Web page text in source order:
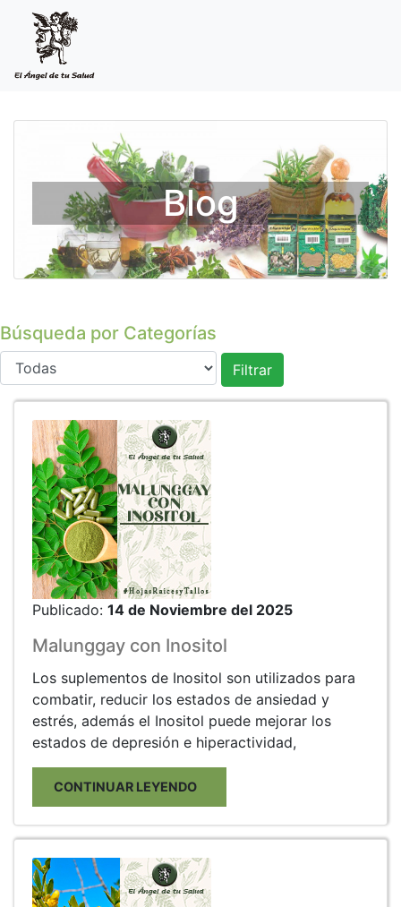
Blog
Búsqueda por Categorías
Filtrar
Publicado: 14 de Noviembre del 2025
Malunggay con Inositol
Los suplementos de Inositol son utilizados para
combatir, reducir los estados de ansiedad y
estrés, además el Inositol puede mejorar los
estados de depresión e hiperactividad,
CONTINUAR LEYENDO